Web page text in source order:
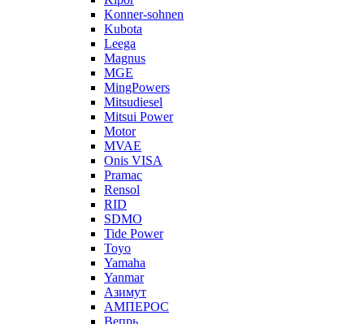
Konner-sohnen
Kubota
Leega
Magnus
MGE
MingPowers
Mitsudiesel
Mitsui Power
Motor
MVAE
Onis VISA
Pramac
Rensol
RID
SDMO
Tide Power
Toyo
Yamaha
Yanmar
Азимут
АМПЕРОС
Вепрь